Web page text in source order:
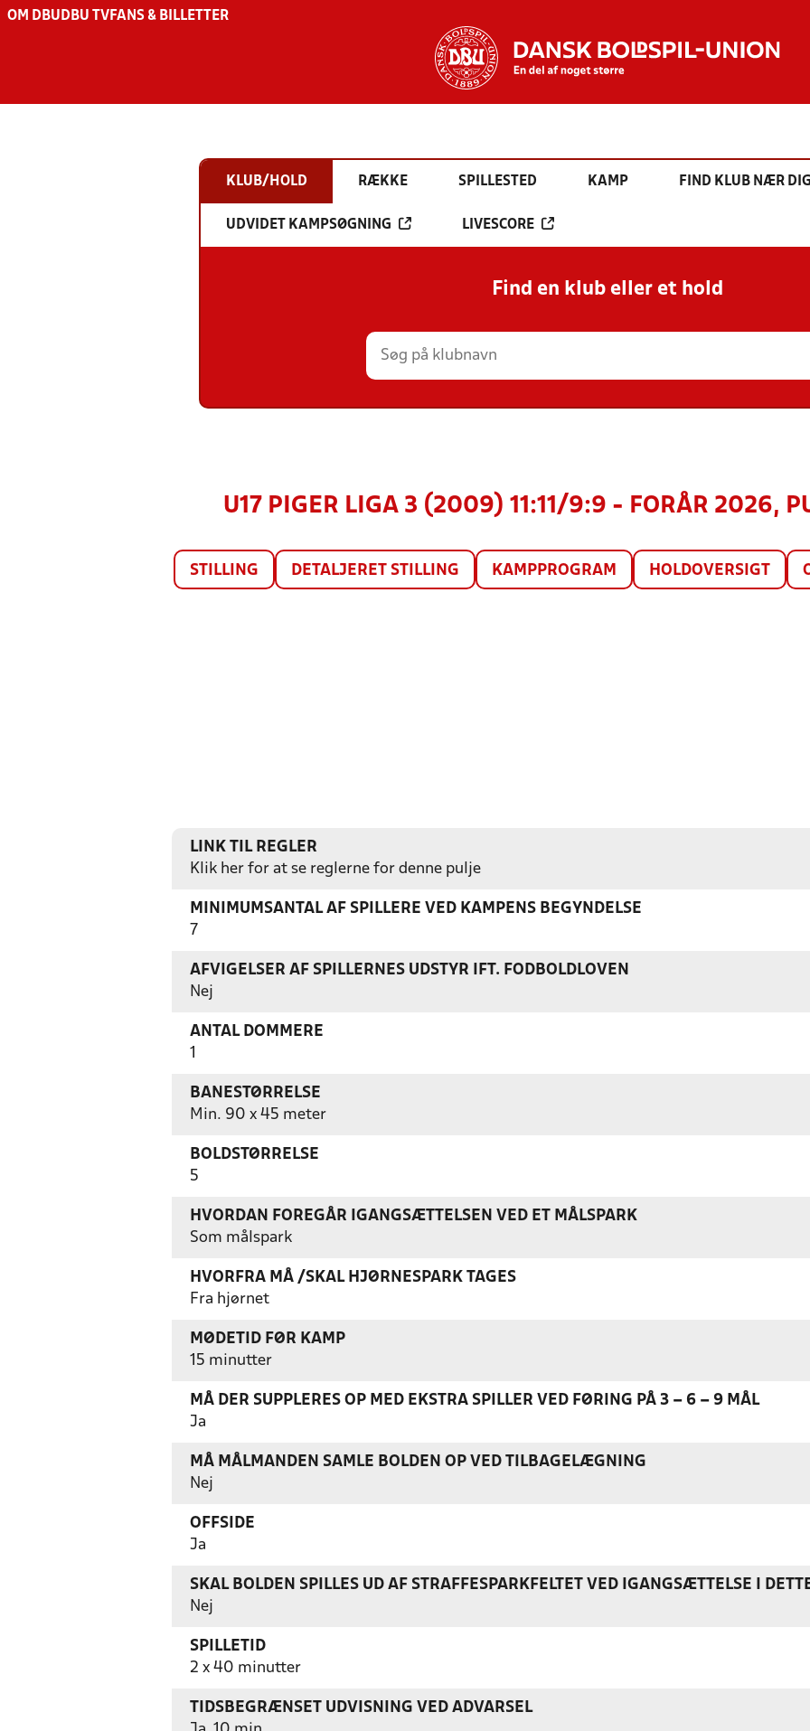
OM DBU DBU TV FANS & BILLETTER
KLUB/HOLD RÆKKE SPILLESTED KAMP FIND KLUB NÆR
UDVIDET KAMPSØGNING LIVESCORE
Find en klub eller et hold
U17 PIGER LIGA 3 (2009) 11:11/9:9 - FORÅR 2026,
STILLING DETALJERET STILLING KAMPPROGRAM HOLDOVERSIGT
LINK TIL REGLER
Klik her for at se reglerne for denne pulje
MINIMUMSANTAL AF SPILLERE VED KAMPENS BEGYNDELSE
7
AFVIGELSER AF SPILLERNES UDSTYR IFT. FODBOLDLOVEN
Nej
ANTAL DOMMERE
1
BANESTØRRELSE
Min. 90 x 45 meter
BOLDSTØRRELSE
5
HVORDAN FOREGÅR IGANGSÆTTELSEN VED ET MÅLSPARK
Som målspark
HVORFRA MÅ /SKAL HJØRNESPARK TAGES
Fra hjørnet
MØDETID FØR KAMP
15 minutter
MÅ DER SUPPLERES OP MED EKSTRA SPILLER VED FØRING PÅ 3 – 6 – 9 MÅL
Ja
MÅ MÅLMANDEN SAMLE BOLDEN OP VED TILBAGELÆGNING
Nej
OFFSIDE
Ja
SKAL BOLDEN SPILLES UD AF STRAFFESPARKFELTET VED IGANGSÆTTELSE I
Nej
SPILLETID
2 x 40 minutter
TIDSBEGRÆNSET UDVISNING VED ADVARSEL